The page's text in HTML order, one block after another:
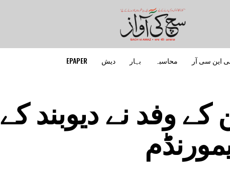
این سی آر محاسبہ بہار دیش EPAPER
وفد نے دیوبند کے